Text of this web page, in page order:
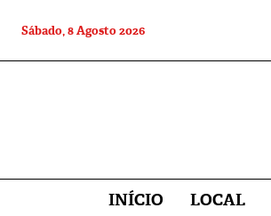
Sábado, 8 Agosto 2026
INÍCIO LOCAL